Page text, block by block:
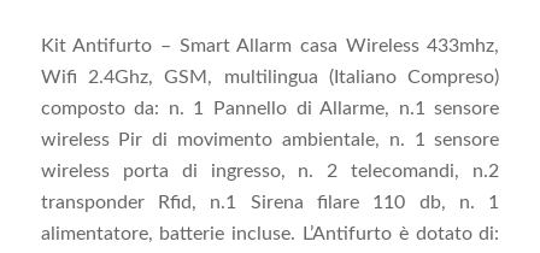
Kit Antifurto – Smart Allarm casa Wireless 433mhz,
Wifi 2.4Ghz, GSM, multilingua (Italiano Compreso)
composto da: n. 1 Pannello di Allarme, n.1 sensore
wireless Pir di movimento ambientale, n. 1 sensore
wireless porta di ingresso, n. 2 telecomandi, n.2
transponder Rfid, n.1 Sirena filare 110 db, n. 1
alimentatore, batterie incluse. L’Antifurto è dotato di: